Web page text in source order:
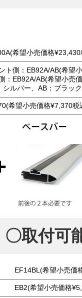
希望小売価格
ト側：EB92A/AB(希望
：EB92A/AB(希望小売
ルバー、AB：ブラッ
希望小売価格¥7,370税
取付可
EF14BL(希望小売価
EB2(希望小売価格